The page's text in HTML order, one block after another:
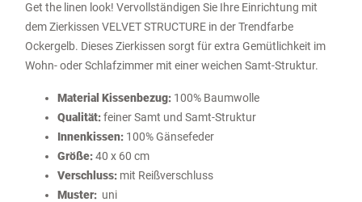
Get the linen look! Vervollständigen Sie Ihre Einrichtung mit
dem Zierkissen VELVET STRUCTURE in der Trendfarbe
Ockergelb. Dieses Zierkissen sorgt für extra Gemütlichkeit im
Wohn- oder Schlafzimmer mit einer weichen Samt-Struktur.
Material Kissenbezug: 100% Baumwolle
Qualität:feiner Samt und Samt-Struktur
Innenkissen: 100% Gänsefeder
Größe:40 x 60 cm
Verschluss: mit Reißverschluss
Muster: uni